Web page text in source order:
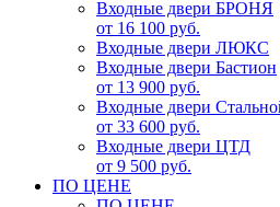
Входные двери БРОНЯ
от 16 100 руб.
Входные двери ЛЮКС
Входные двери Бастион
от 13 900 руб.
Входные двери
от 33 600 руб.
Входные двери ЦТД
от 9 500 руб.
ПО ЦЕНЕ